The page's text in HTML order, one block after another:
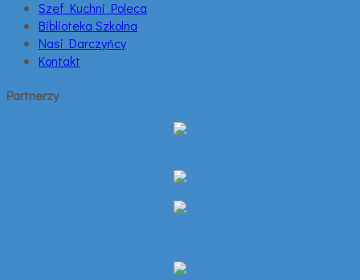
Szef Kuchni Poleca
Biblioteka Szkolna
Nasi Darczyńcy
Kontakt
Partnerzy